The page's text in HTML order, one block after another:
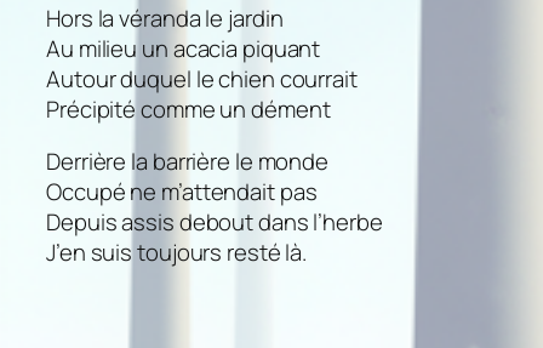
Hors la véranda le jardin
Au milieu un acacia piquant
Autour duquel le chien courrait
Précipité comme un dément
Derrière la barrière le monde
Occupé ne m’attendait pas
Depuis assis debout dans l’herbe
J’en suis toujours resté là.